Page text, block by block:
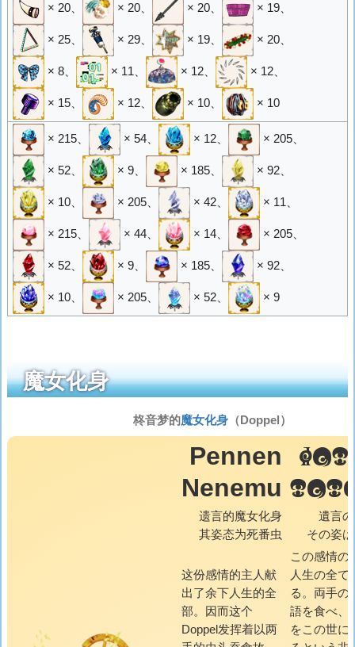
× 20、 × 20、 × 20、 × 19、
× 25、 × 29、 × 19、 × 20、
× 8、 × 11 × 12、 × 12、
× 15、 × 12、 × 10、 × 10
× 215、 × 54、 × 12、 × 205、
× 52、 × 9、 × 185、 × 92、
× 10、 × 205、 × 42、 × 11
× 215、 × 44、 × 14、 × 205、
× 52、 × 9、 × 185、 × 92、
× 10、 × 205、 × 52、 × 9
魔女化身
柊音梦的魔女化身（Doppel）
Pennen
Nenemu
遗言的魔女化身
其姿态为死番虫
遺言
その姿
这份感情的主人献
出了余下人生的全
部。因而这个
Doppel发挥着以两
この感情の
人生の全て
る。両手の
語を食べ、
をこの世に